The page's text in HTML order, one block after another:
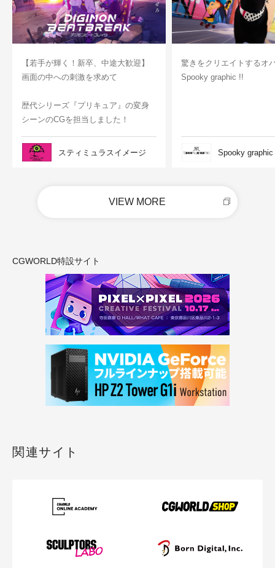
【若手が輝く！新卒、中途大歓迎】
画面の中への刺激を求めて
歴代シリーズ『プリキュア』の変身
シーンのCGを担当しました！
スティミュラスイメージ
驚きをクリエイトするオ
Spooky graphic !!
Spooky graphic
VIEW MORE
CGWORLD特設サイト
関連サイト